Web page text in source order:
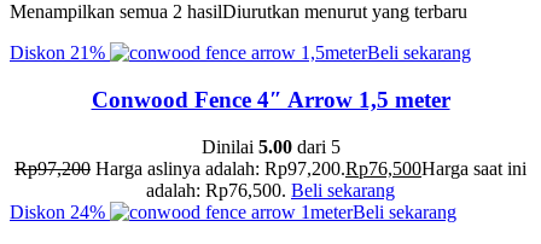
Menampilkan semua 2 hasilDiurutkan menurut yang terbaru
Diskon 21% Beli sekarang
Conwood Fence 4″ Arrow 1,5 meter
Dinilai 5.00dari 5
Rp97,200 Harga aslinya adalah: Rp97,200.Rp76,500Harga saat ini
adalah: Rp76,500. Beli sekarang
Diskon 24% Beli sekarang